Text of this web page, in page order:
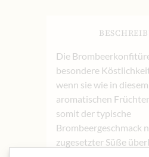
Die
besondere
wenn sie wie in
aromatischen
somit der typische
Brombeergeschmack
zugesetzter Süße